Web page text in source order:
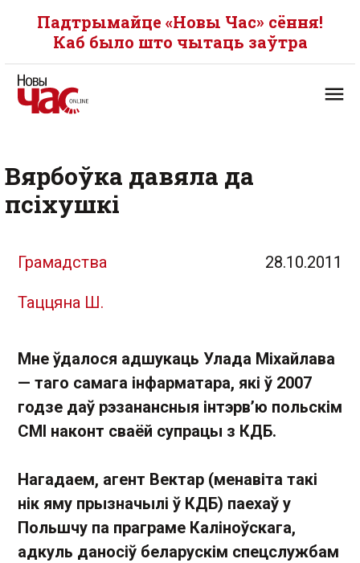
Падтрымайце «Новы Час» сёння!
Каб было што чытаць заўтра
Вярбоўка давяла да
псіхушкі
Грамадства 28.10.2011
Таццяна Ш.
Мне ўдалося адшукаць Улада Міхайлава
— таго самага інфарматара, які ў 2007
годзе даў рэзанансныя інтэрв’ю польскім
СМІ наконт сваёй супрацы з КДБ.
Нагадаем, агент Вектар (менавіта такі
нік яму прызначылі ў КДБ) паехаў у
Польшчу па праграме Каліноўскага,
адкуль даносіў беларускім спецслужбам